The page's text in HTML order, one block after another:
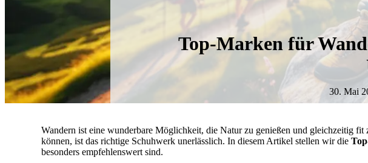
Top-Marken für
30. Mai
Wandern ist eine wunderbare Möglichkeit, die Natur zu genießen und gleichzeitig
können, ist das richtige Schuhwerk unerlässlich. In diesem Artikel stellen wir die
besonders empfehlenswert sind.